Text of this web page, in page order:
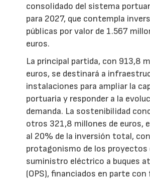
consolidado del sistema
para 2027, que contempla
públicas por valor de 1.567
euros.
La principal partida, con 913,8
euros, se destinará a
instalaciones para ampliar la
portuaria y responder a la
demanda. La sostenibilidad
otros 321,8 millones de euros,
al 20% de la inversión total,
protagonismo de los proyectos
suministro eléctrico a buques
(OPS), financiados en parte con